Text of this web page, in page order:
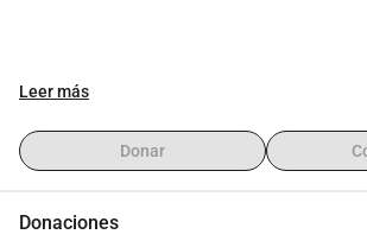
Leer más
Donar
Donaciones